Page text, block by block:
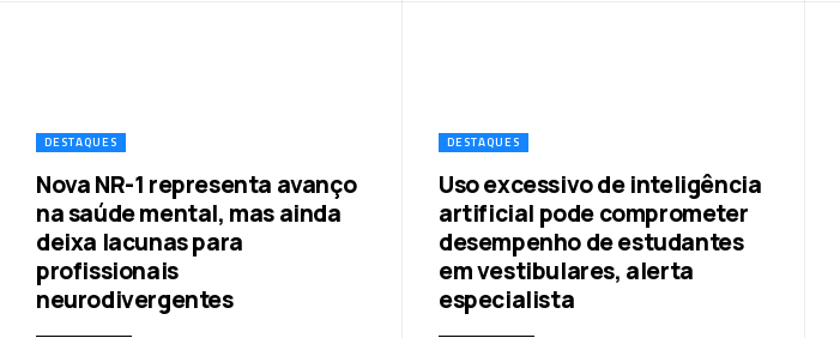
DESTAQUES
Nova NR-1 representa avanço
na saúde mental, mas ainda
deixa lacunas para
profissionais
neurodivergentes
DESTAQUES
Uso excessivo de inteligência
artificial pode comprometer
desempenho de estudantes
em vestibulares, alerta
especialista